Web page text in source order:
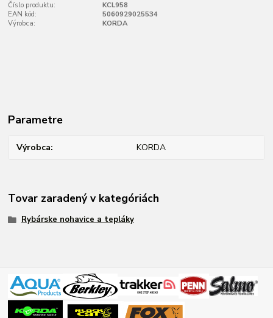
Číslo produktu:
KCL958
EAN kód:
5060929025534
Výrobca:
KORDA
Parametre
Výrobca KORDA
Tovar zaradený v kategóriách
Rybárske nohavice a tepláky